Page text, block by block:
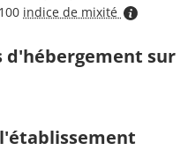
100 indice de mixité
sur